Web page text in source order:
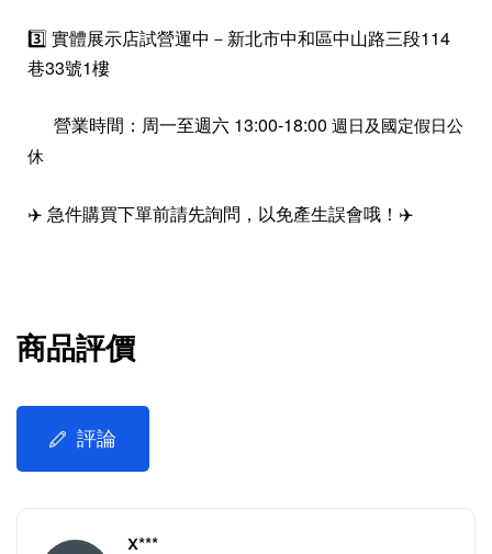
3️⃣ 實體展示店試營運中－新北市中和區中山路三段114
巷33號1樓
營業時間：周一至週六 13:00-18:00 週日及國定假日公
休
✈️ 急件購買下單前請先詢問，以免產生誤會哦！✈️
商品評價
評論
X***